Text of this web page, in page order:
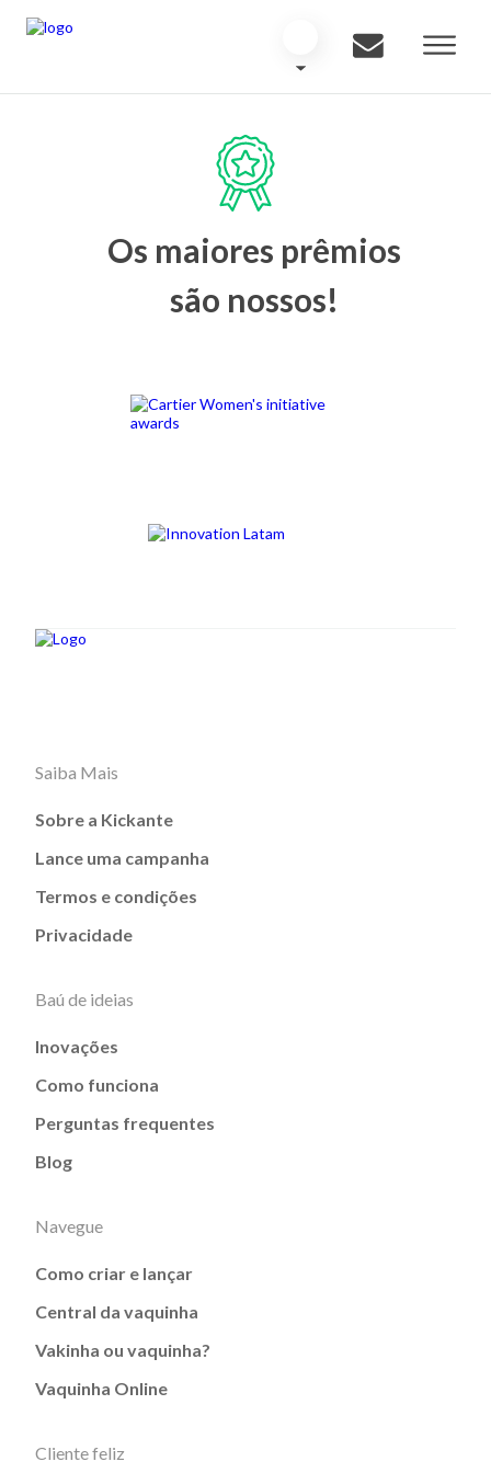
Os maiores prêmios
são nossos!
Saiba Mais
Sobre a Kickante
Lance uma campanha
Termos e condições
Privacidade
Baú de ideias
Inovações
Como funciona
Perguntas frequentes
Blog
Navegue
Como criar e lançar
Central da vaquinha
Vakinha ou vaquinha?
Vaquinha Online
Cliente feliz